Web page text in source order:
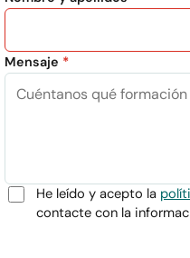
Mensaje *
He leído y acepto la
contacte con la